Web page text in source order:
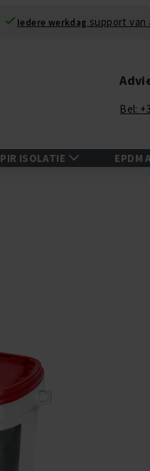
Iedere werkdag support van
Bel:
PIR ISOLATIE EPDM